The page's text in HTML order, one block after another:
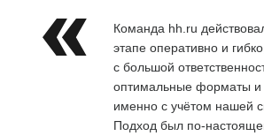
Команда hh.ru
этапе оперативно и
с большой
оптимальные форматы
именно с учётом нашей
Подход был по-